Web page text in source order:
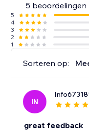
5 beoordelingen
5
4
3
2
1
Sorteren op:
IN
great feedback